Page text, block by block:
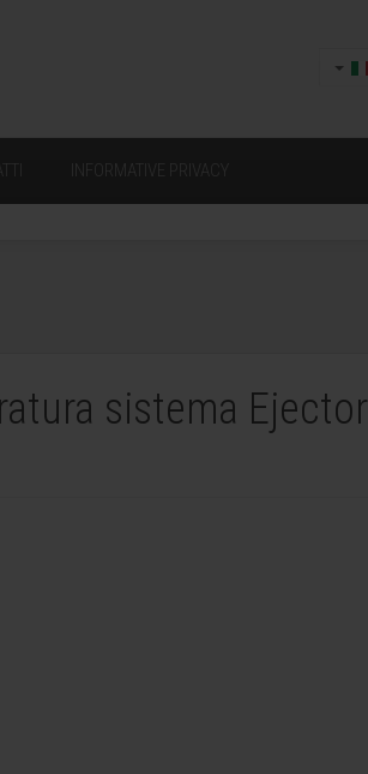
INFORMATIVE PRIVACY
sistema Ejector